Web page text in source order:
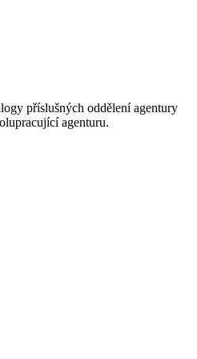
příslušných oddělení agentury
agenturu.